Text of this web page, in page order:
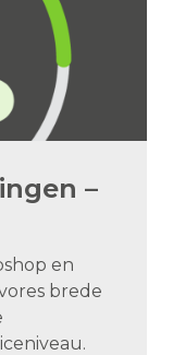
–
en
brede